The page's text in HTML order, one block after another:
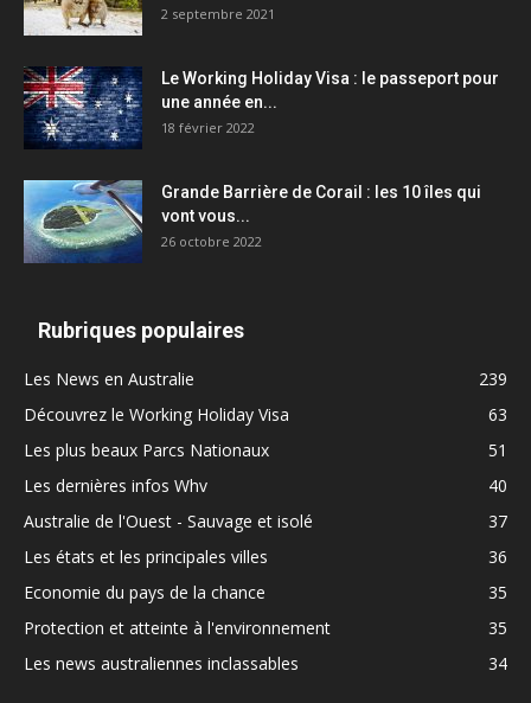
2 septembre 2021
Le Working Holiday Visa : le passeport pour
une année en...
18 février 2022
Grande Barrière de Corail : les 10 îles qui
vont vous...
26 octobre 2022
Rubriques populaires
Les News en Australie
239
Découvrez le Working Holiday Visa
63
Les plus beaux Parcs Nationaux
51
Les dernières infos Whv
40
Australie de l'Ouest - Sauvage et isolé
37
Les états et les principales villes
36
Economie du pays de la chance
35
Protection et atteinte à l'environnement
35
Les news australiennes inclassables
34